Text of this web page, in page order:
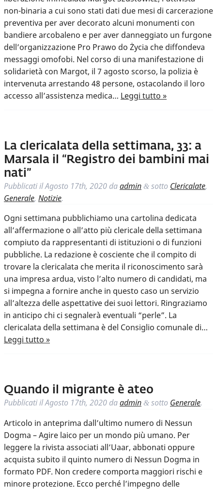
non-binaria a cui sono stati dati due mesi di carcerazione
preventiva per aver decorato alcuni monumenti con
bandiere arcobaleno e per aver danneggiato un furgone
dell’organizzazione Pro Prawo do Życia che diffondeva
messaggi omofobi. Nel corso di una manifestazione di
solidarietà con Margot, il 7 agosto scorso, la polizia è
intervenuta arrestando 48 persone, ostacolando il loro
accesso all’assistenza medica… Leggi tutto »
La clericalata della settimana, 33: a
Marsala il “Registro dei bambini mai
nati”
Pubblicati ilAgosto 17th, 2020 daadmin & sotto Clericalate,
Generale, Notizie.
Ogni settimana pubblichiamo una cartolina dedicata
all’affermazione o all’atto più clericale della settimana
compiuto da rappresentanti di istituzioni o di funzioni
pubbliche. La redazione è cosciente che il compito di
trovare la clericalata che merita il riconoscimento sarà
una impresa ardua, visto l’alto numero di candidati, ma
si impegna a fornire anche in questo caso un servizio
all’altezza delle aspettative dei suoi lettori. Ringraziamo
in anticipo chi ci segnalerà eventuali “perle”. La
clericalata della settimana è del Consiglio comunale di…
Leggi tutto »
Quando il migrante è ateo
Pubblicati ilAgosto 17th, 2020 daadmin & sotto Generale.
Articolo in anteprima dall’ultimo numero di Nessun
Dogma – Agire laico per un mondo più umano. Per
leggere la rivista associati all’Uaar, abbonati oppure
acquista subito il quinto numero di Nessun Dogma in
formato PDF. Non credere comporta maggiori rischi e
minore protezione. Ecco perché l’impegno delle